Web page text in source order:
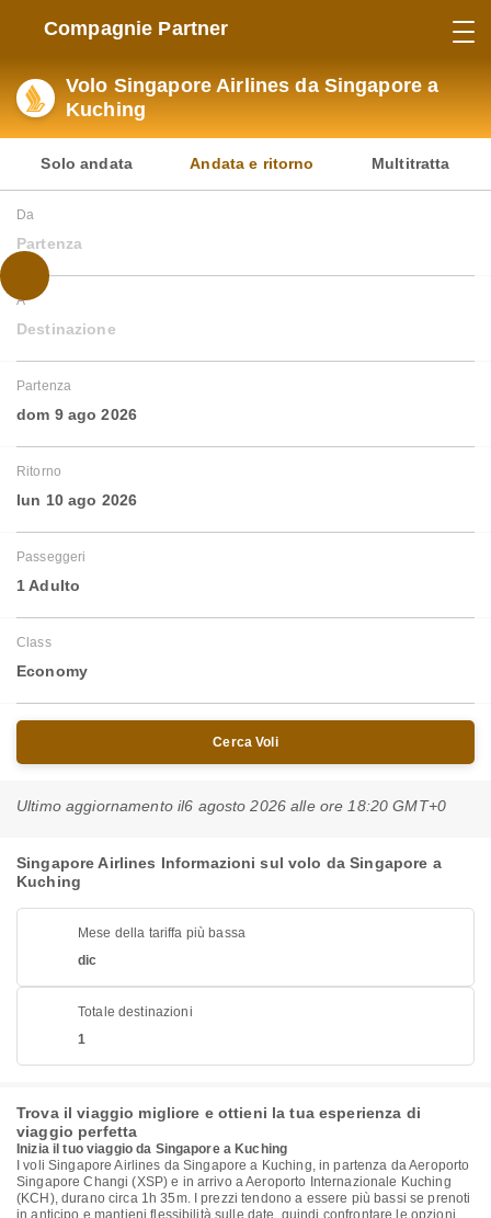
Compagnie Partner
Volo Singapore Airlines da Singapore a
Kuching
Solo andata Andata e ritorno Multitratta
Da
Partenza
A
Destinazione
Partenza
dom 9 ago 2026
Ritorno
lun 10 ago 2026
Passeggeri
1 Adulto
Class
Economy
Cerca Voli
Ultimo aggiornamento il6 agosto 2026 alle ore 18:20 GMT+0
Singapore Airlines Informazioni sul volo da Singapore a
Kuching
Mese della tariffa più bassa
dic
Totale destinazioni
1
Trova il viaggio migliore e ottieni la tua esperienza di
viaggio perfetta
Inizia il tuo viaggio da Singapore a Kuching
I voli Singapore Airlines da Singapore a Kuching, in partenza da Aeroporto
Singapore Changi (XSP) e in arrivo a Aeroporto Internazionale Kuching
(KCH), durano circa 1h 35m. I prezzi tendono a essere più bassi se prenoti
in anticipo e mantieni flessibilità sulle date, quindi confrontare le opzioni